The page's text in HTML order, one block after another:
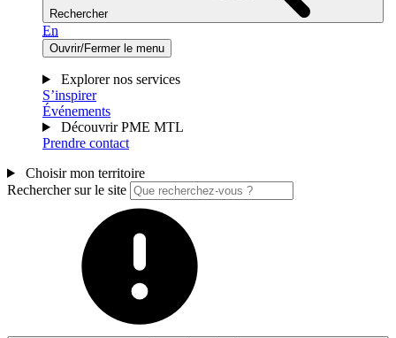
Rechercher
En
Ouvrir/Fermer le menu
Explorer nos services
S’inspirer
Événements
Découvrir PME MTL
Prendre contact
Choisir mon territoire
Rechercher sur le site